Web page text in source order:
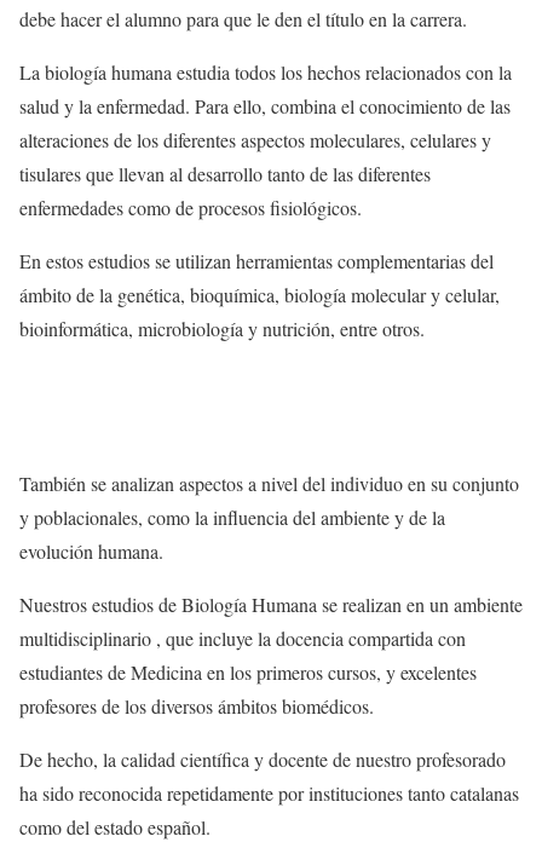
debe hacer el alumno para que le den el título en la carrera.
La biología humana estudia todos los hechos relacionados con la
salud y la enfermedad. Para ello, combina el conocimiento de las
alteraciones de los diferentes aspectos moleculares, celulares y
tisulares que llevan al desarrollo tanto de las diferentes
enfermedades como de procesos fisiológicos.
En estos estudios se utilizan herramientas complementarias del
ámbito de la genética, bioquímica, biología molecular y celular,
bioinformática, microbiología y nutrición, entre otros.
También se analizan aspectos a nivel del individuo en su conjunto
y poblacionales, como la influencia del ambiente y de la
evolución humana.
Nuestros estudios de Biología Humana se realizan en un ambiente
multidisciplinario , que incluye la docencia compartida con
estudiantes de Medicina en los primeros cursos, y excelentes
profesores de los diversos ámbitos biomédicos.
De hecho, la calidad científica y docente de nuestro profesorado
ha sido reconocida repetidamente por instituciones tanto catalanas
como del estado español.